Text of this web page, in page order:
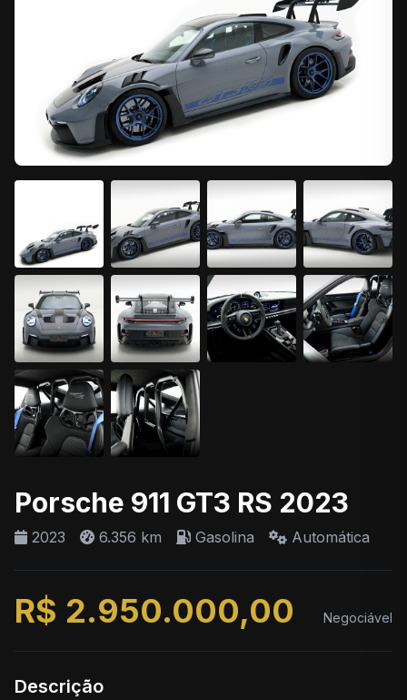
Porsche 911 GT3 RS 2023
2023 6.356 km Gasolina Automática
R$ 2.950.000,00 Negociável
Descrição